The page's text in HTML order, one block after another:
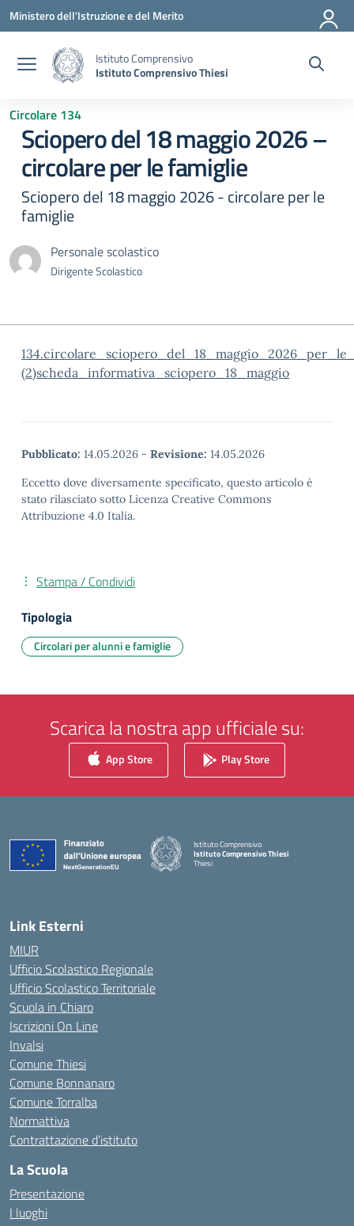
Vai ai contenuti
Vai al menu di navigazione
Vai al footer
Ministero dell'Istruzione e del Merito
Istituto Comprensivo
Istituto Comprensivo Thiesi
Circolare 134
Sciopero del 18 maggio 2026 –
circolare per le famiglie
Sciopero del 18 maggio 2026 - circolare per le
famiglie
Personale scolastico
Dirigente Scolastico
(2)scheda_informativa_sciopero_18_maggio
Pubblicato: 14.05.2026 - Revisione: 14.05.2026
Eccetto dove diversamente specificato, questo articolo è
stato rilasciato sotto Licenza Creative Commons
Attribuzione 4.0 Italia.
Stampa / Condividi
Tipologia
Circolari per alunni e famiglie
Scarica la nostra app ufficiale su:
App Store Play Store
Istituto Comprensivo
Istituto Comprensivo Thiesi
Thiesi
Link Esterni
MIUR
Ufficio Scolastico Regionale
Ufficio Scolastico Territoriale
Scuola in Chiaro
Iscrizioni On Line
Invalsi
Comune Thiesi
Comune Bonnanaro
Comune Torralba
Normattiva
Contrattazione d’istituto
La Scuola
Presentazione
I luoghi